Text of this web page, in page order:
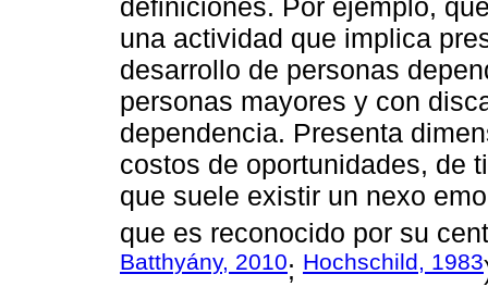
una actividad que implica
desarrollo de personas
personas mayores y con
dependencia. Presenta
costos de oportunidades, de
que suele existir un nexo
que es reconocido por su
Batthyány, 2010; Hochschild, 1983